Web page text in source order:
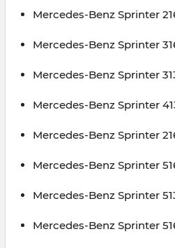
Mercedes-Benz Sprinter
Mercedes-Benz Sprinter
Mercedes-Benz Sprinter
Mercedes-Benz Sprinter
Mercedes-Benz Sprinter
Mercedes-Benz Sprinter
Mercedes-Benz Sprinter
Mercedes-Benz Sprinter